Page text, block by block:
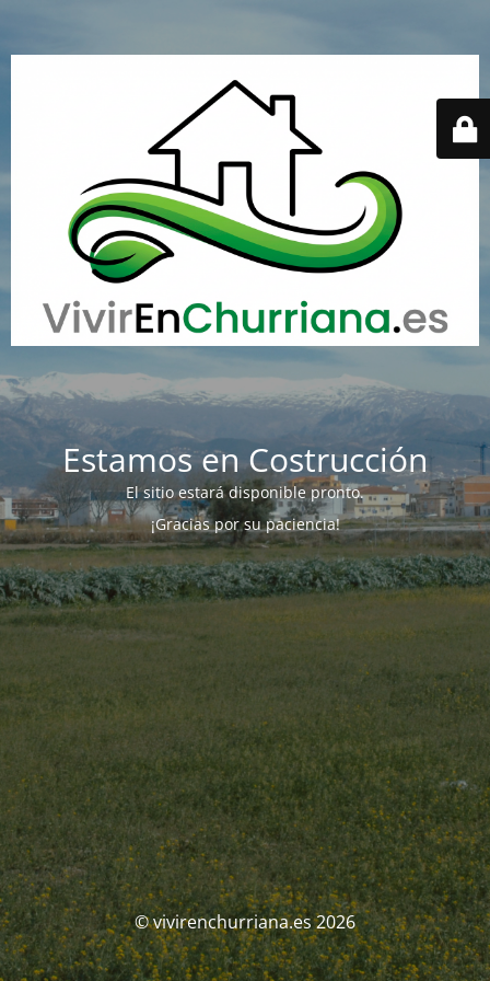
Estamos en Costrucción
El sitio estará disponible pronto.
¡Gracias por su paciencia!
© vivirenchurriana.es 2026